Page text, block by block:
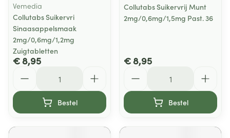
Vemedia
Collutabs Suikervri
Sinaasappelsmaak
2mg/0,6mg/1,2mg
Zuigtabletten
€ 8,95
Bestel
Collutabs Suikervrij Munt
2mg/0,6mg/1,5mg Past. 36
€ 8,95
Bestel